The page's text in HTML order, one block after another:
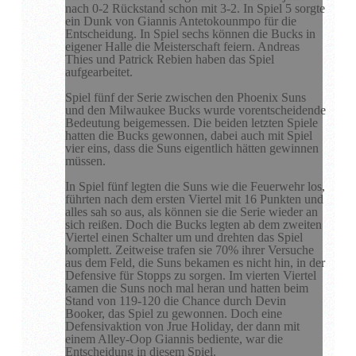
nach 0-2 Rückstand schon mit 3-2. In Spiel 5 sorgte
ein Dunk von Giannis Antetokounmpo für die
Entscheidung. In Spiel sechs können die Bucks in
eigener Halle die Meisterschaft feiern. Andreas
Thies und Patrick Rebien haben das Spiel
aufgearbeitet.
Spiel fünf der Serie zwischen den Phoenix Suns
und den Milwaukee Bucks wurde vorentscheidende
Bedeutung beigemessen. Die beiden letzten Spiele
hatten die Bucks gewonnen, dabei auch mit Spiel
vier eins, dass die Suns eigentlich hätten gewinnen
müssen.
In Spiel fünf legten die Suns wie die Feuerwehr los,
führten nach dem ersten Viertel mit 16 Punkten und
alles sah so aus, als können sie die Serie wieder an
sich reißen. Doch die Bucks legten ab dem zweiten
Viertel einen Schalter um und drehten das Spiel
komplett. Zeitweise trafen sie 70% ihrer Versuche
aus dem Feld, die Suns bekamen es nicht hin, in der
Defensive für Stopps zu sorgen. Im vierten Viertel
kamen die Suns noch mal heran und hatten beim
Stand von 119-120 die Chance durch Devin
Booker, das Spiel zu gewonnen. Doch eine
Defensivaktion von Jrue Holiday, der dann mit
einem Alley-Oop Giannis bediente, war die
Entscheidung in diesem Spiel.